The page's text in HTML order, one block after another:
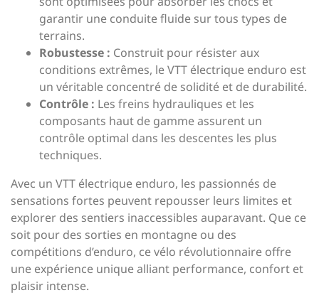
garantir une conduite fluide sur tous types de
terrains.
Robustesse : Construit pour résister aux
conditions extrêmes, le VTT électrique enduro est
un véritable concentré de solidité et de durabilité.
Contrôle : Les freins hydrauliques et les
composants haut de gamme assurent un
contrôle optimal dans les descentes les plus
techniques.
Avec un VTT électrique enduro, les passionnés de
sensations fortes peuvent repousser leurs limites et
explorer des sentiers inaccessibles auparavant. Que ce
soit pour des sorties en montagne ou des
compétitions d’enduro, ce vélo révolutionnaire offre
une expérience unique alliant performance, confort et
plaisir intense.